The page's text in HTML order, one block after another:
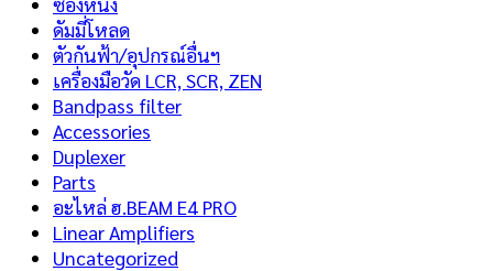
ดัมมี่โหลด
ตัวกันฟ้า/อุปกรณ์อื่นฯ
เครื่องมือวัด LCR, SCR, ZEN
Bandpass filter
Accessories
Duplexer
Parts
อะไหล่ ฮ.BEAM E4 PRO
Linear Amplifiers
Uncategorized